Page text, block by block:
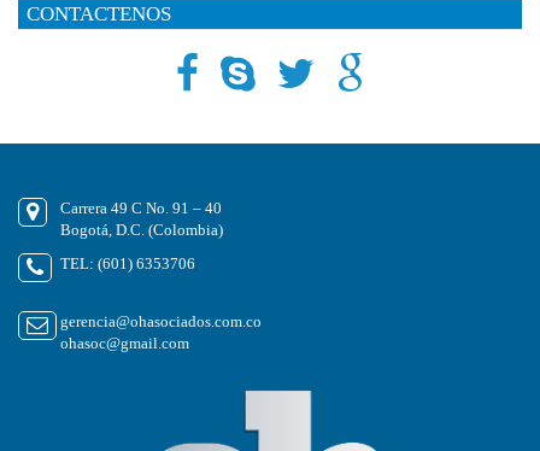
CONTACTENOS
Carrera 49 C No. 91 – 40
Bogotá, D.C. (Colombia)
TEL: (601) 6353706
gerencia@ohasociados.com.co
ohasoc@gmail.com